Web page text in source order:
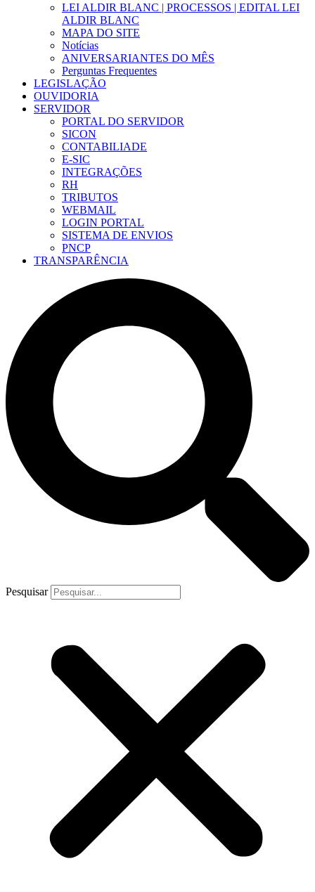
LEI ALDIR BLANC | PROCESSOS | EDITAL LEI
ALDIR BLANC
MAPA DO SITE
Notícias
ANIVERSARIANTES DO MÊS
Perguntas Frequentes
LEGISLAÇÃO
OUVIDORIA
SERVIDOR
PORTAL DO SERVIDOR
SICON
CONTABILIADE
E-SIC
INTEGRAÇÕES
RH
TRIBUTOS
WEBMAIL
LOGIN PORTAL
SISTEMA DE ENVIOS
PNCP
TRANSPARÊNCIA
Pesquisar